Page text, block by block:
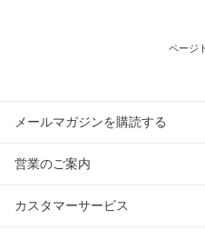
ページ
メールマガジンを購読する
営業のご案内
カスタマーサービス